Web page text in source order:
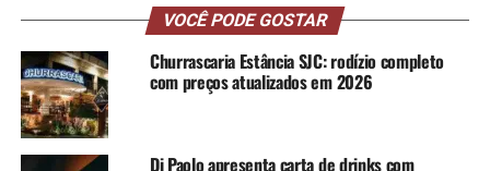
VOCÊ PODE GOSTAR
Churrascaria Estância SJC: rodízio completo
com preços atualizados em 2026
Di Paolo apresenta carta de drinks com